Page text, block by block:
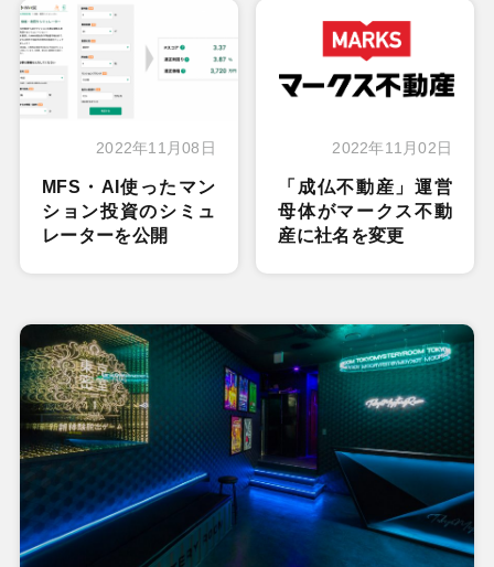
2022年11月08日
MFS・AI使ったマン
ション投資のシミュ
レーターを公開
2022年11月02日
「成仏不動産」運営
母体がマークス不動
産に社名を変更